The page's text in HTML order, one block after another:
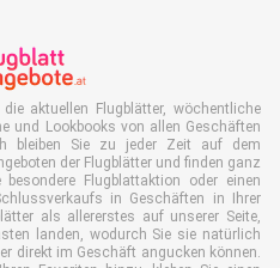
aktuellen Flugblätter, wöchentliche
und Lookbooks von allen Geschäften
bleiben Sie zu jeder Zeit auf dem
der Flugblätter und finden ganz
Flugblattaktion oder einen
in Geschäften in Ihrer
als allererstes auf unserer Seite,
landen, wodurch Sie sie natürlich
direkt im Geschäft angucken können.